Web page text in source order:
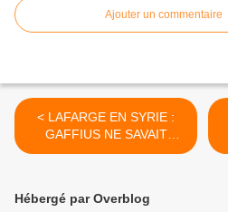
Ajouter un commentaire
< LAFARGE EN SYRIE :
GAFFIUS NE SAVAIT
PAS… par Jean Daspry
Hébergé par Overblog